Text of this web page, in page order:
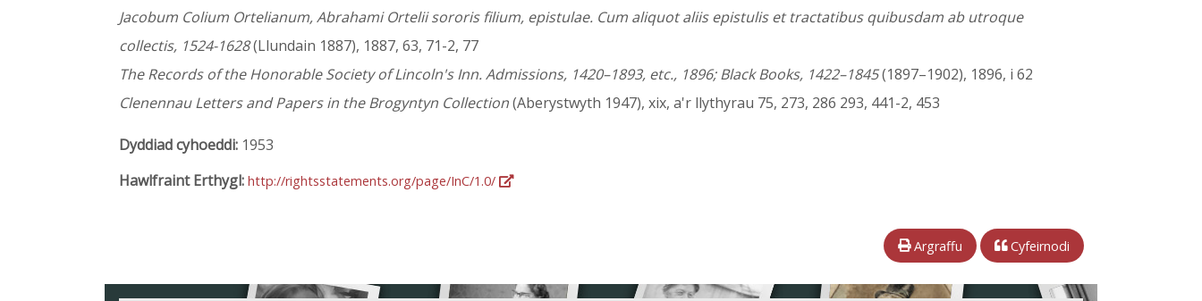
Jacobum Colium Ortelianum, Abrahami Ortelii sororis filium, epistulae. Cum aliquot aliis epistulis et tractatibus quibusdam ab utroque
collectis, 1524-1628(Llundain 1887), 1887, 63, 71-2, 77
The Records of the Honorable Society of Lincoln's Inn. Admissions, 1420–1893, etc., 1896; Black Books, 1422–1845(1897–1902), 1896, i 62
Clenennau Letters and Papers in the Brogyntyn Collection(Aberystwyth 1947), xix, a'r llythyrau 75, 273, 286 293, 441-2, 453
Dyddiad cyhoeddi: 1953
Hawlfraint Erthygl: http://rightsstatements.org/page/InC/1.0/
Argraffu Cyfeirnodi